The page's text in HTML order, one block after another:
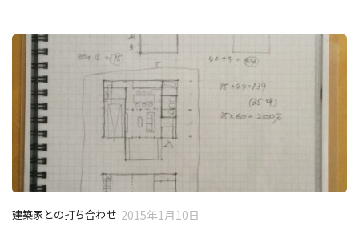
建築家との打ち合わせ 2015年1月10日